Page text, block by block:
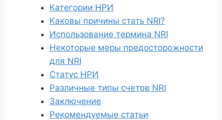
Категории НРИ
Каковы причины стать NRI?
Использование термина NRI
Некоторые меры предосторожности
для NRI
Статус НРИ
Различные типы счетов NRI
Заключение
Рекомендуемые статьи